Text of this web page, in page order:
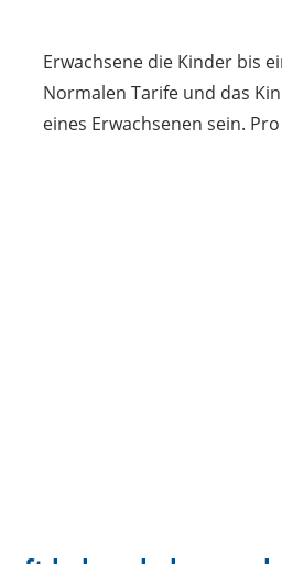
Erwachsene die Kinder bis
Normalen Tarife und das
eines Erwachsenen sein.